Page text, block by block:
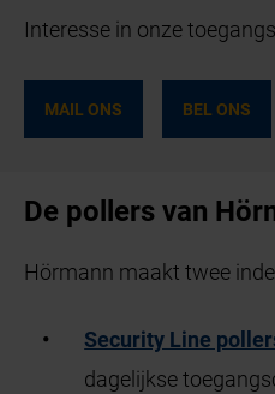
Interesse in onze
MAIL ONS BEL ONS
De pollers van
Hörmann maakt twee
Security Line
dagelijkse